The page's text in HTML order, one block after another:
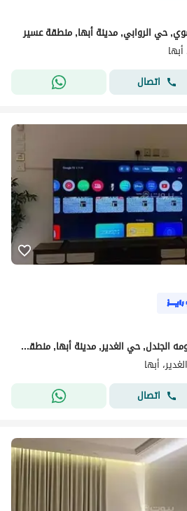
حي الروابي, مدينة أبها, منطقة عسير
اتصال
شقة للإيجار في شارع شرق دومه الجندل, حي الغدير, مدينة أبها, منطقة عسير
أبها
اتصال